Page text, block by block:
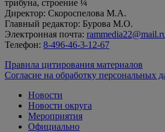
трибуна, строение ¼
Директор: Скороспелова М.А.
Главный редактор: Бурова М.О.
Электронная почта:
Телефон: 8-496-46-3-12-67
Правила цитирования материалов
Согласие на обработку персональных
Новости
Новости округа
Мероприятия
Официально